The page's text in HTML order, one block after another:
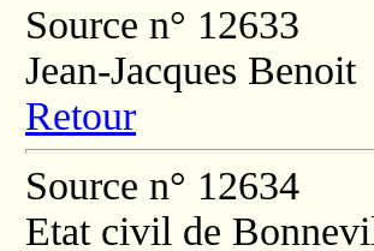
Source n° 12633
Jean-Jacques Benoit
Retour
Source n° 12634
Etat civil de